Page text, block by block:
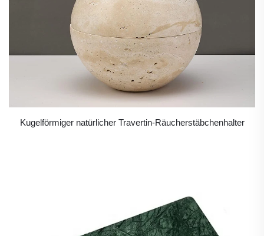
Kugelförmiger natürlicher Travertin-Räucherstäbchenhalter